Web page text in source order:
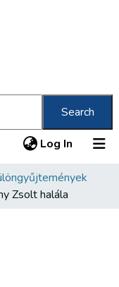
Search
Log In (current)
Zsolt halála